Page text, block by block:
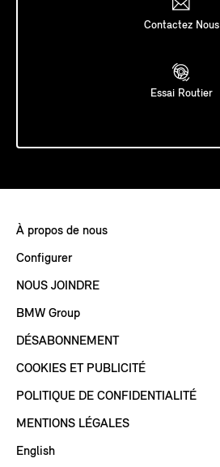
Contactez Nous
Essai Routier
À propos de nous
Configurer
NOUS JOINDRE
BMW Group
DÉSABONNEMENT
COOKIES ET PUBLICITÉ
POLITIQUE DE CONFIDENTIALITÉ
MENTIONS LÉGALES
English